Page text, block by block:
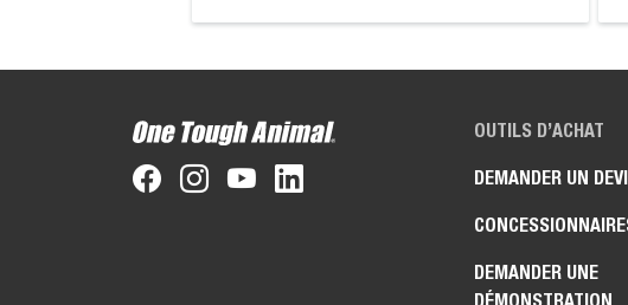
OUTILS D’ACHAT
DEMANDER UN
DEMANDER UNE